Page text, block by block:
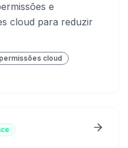
e
cloud para reduzir
permissões cloud